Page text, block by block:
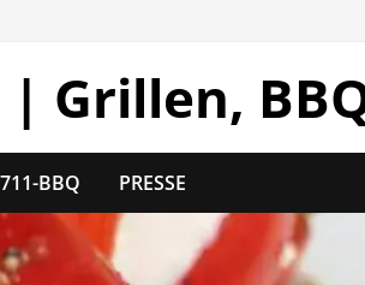
| Grillen,
BBQ PRESSE